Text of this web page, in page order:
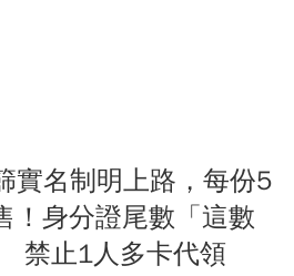
實名制明上路，每份5
！身分證尾數「這數
禁止1人多卡代領